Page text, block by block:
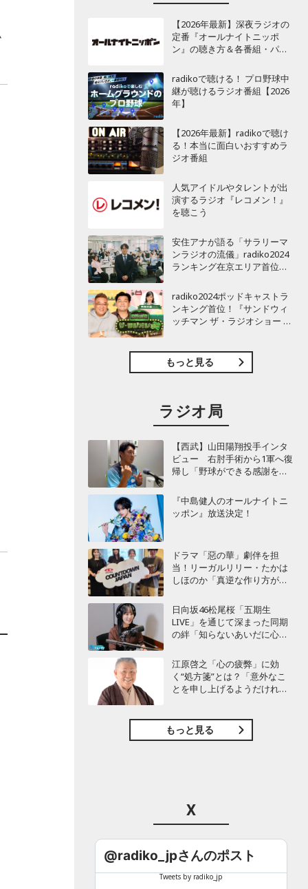
【2026年最新】深夜ラジオの
定番『オールナイトニッポ
ン』の聴き方＆各番組・パー
radikoで聴ける！ プロ野球中
継が聴けるラジオ番組【2026
年】
【2026年最新】radikoで聴け
る！本当に面白いおすすめラ
ジオ番組
人気アイドルやタレントが出
演するラジオ『レコメン！』
を聴こう
安住アナが語る「サラリーマ
ンラジオの流儀」radiko2024
ランキング在京エリア首位
曜天国』インタビュー
radiko2024ポッドキャストラ
ンキング首位！『サンドウィ
ッチマン ザ・ラジオショー サ
もっと見る
ラジオ局
【西武】山田陽翔投手インタ
ビュー 右肘手術から1軍へ復
帰し「野球ができる感謝を再
『中島健人のオールナイトニ
ッポン』放送決定！
ドラマ「惡の華」劇伴を担
当！リーガルリリー・たかは
しほのか「真逆な作り方が面
ー」制作秘話も
日向坂46松尾桜「五期生
LIVE」を通じて深まった同期
の絆「知らないあいだに心の
江原啓之「心の疲弊」に効
く“処方箋”とは？「意外なこ
とを申し上げるようだけれ
もっと見る
X
@radiko_jpさんのポスト
Tweets by radiko_jp